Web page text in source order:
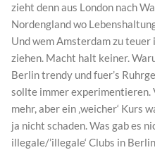
zieht denn aus London nach
Nordengland wo
Und wem Amsterdam zu
ziehen. Macht halt keiner.
Berlin trendy und fuer’s
sollte immer experimentieren.
mehr, aber ein ‚weicher‘ Kurs
ja nicht schaden. Was gab es
illegale/’illegale‘ Clubs in